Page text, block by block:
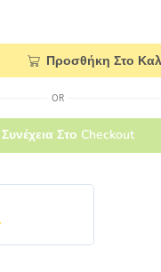
Προσθήκη Στο
OR
Συνέχεια Στο Checkout